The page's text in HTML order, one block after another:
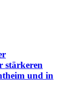
stärkeren
und in